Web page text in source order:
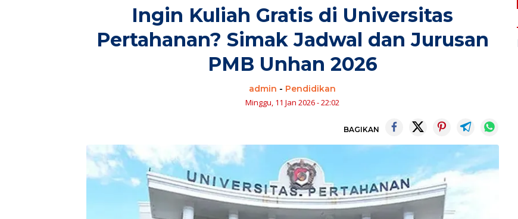
Ingin Kuliah Gratis di Universitas
Pertahanan? Simak Jadwal dan Jurusan
PMB Unhan 2026
admin - Pendidikan
Minggu, 11 Jan 2026 - 22:02
BAGIKAN